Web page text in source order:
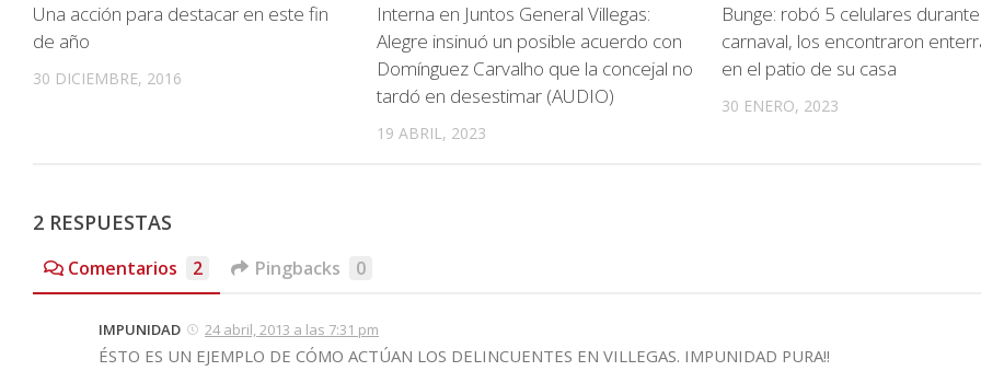
Una acción para destacar en este fin
de año
30 DICIEMBRE, 2016
Interna en Juntos General Villegas:
Alegre insinuó un posible acuerdo con
Domínguez Carvalho que la concejal no
tardó en desestimar (AUDIO)
19 ABRIL, 2023
Bunge: robó 5 celulares
carnaval, los encontraron
en el patio de su casa
30 ENERO, 2023
2 RESPUESTAS
Comentarios 2 Pingbacks 0
IMPUNIDAD 24 abril, 2013 a las 7:31 pm
ÉSTO ES UN EJEMPLO DE CÓMO ACTÚAN LOS DELINCUENTES EN VILLEGAS. IMPUNIDAD PURA!!